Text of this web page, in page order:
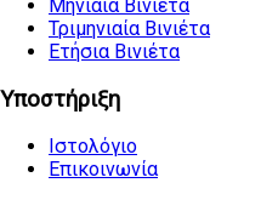
Μηνιαία Βινιέτα
Τριμηνιαία Βινιέτα
Ετήσια Βινιέτα
Υποστήριξη
Ιστολόγιο
Επικοινωνία